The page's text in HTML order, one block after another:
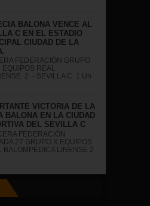
BALONA VENCE AL
C EN EL ESTADIO
CIUDAD DE LA
FEDERACIÓN GRUPO
REAL
2 - SEVILLA C 1 Un
VICTORIA DE LA
BALONA EN LA CIUDAD
DEL SEVILLA C
FEDERACIÓN
27 GRUPO X EQUIPOS
BALOMPÉDICA LINENSE 2